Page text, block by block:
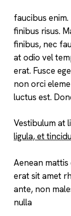
faucibus
finibus risus.
finibus, nec
at odio vel
erat. Fusce
non orci
luctus est.
Vestibulum at
ligula, et
Aenean
erat sit amet
ante, non
nulla